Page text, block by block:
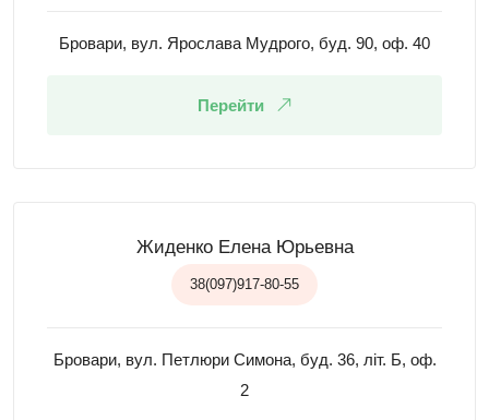
Бровари, вул. Ярослава Мудрого, буд. 90, оф. 40
Перейти
Жиденко Елена Юрьевна
38(097)917-80-55
Бровари, вул. Петлюри Симона, буд. 36, літ. Б, оф.
2